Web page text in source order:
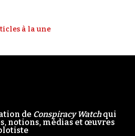
à la une
de Conspiracy Watchqui
notions, médias et œuvres